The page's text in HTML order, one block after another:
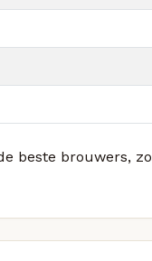
beste brouwers,